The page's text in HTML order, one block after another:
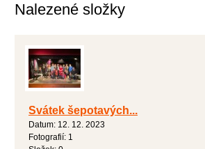
Nalezené složky
Svátek šepotavých...
Datum: 12. 12. 2023
Fotografií: 1